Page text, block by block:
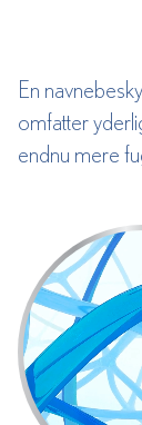
En
omfatter
endnu mere